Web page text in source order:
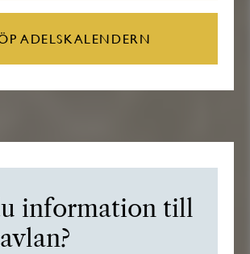
ADELSKALENDERN
information till